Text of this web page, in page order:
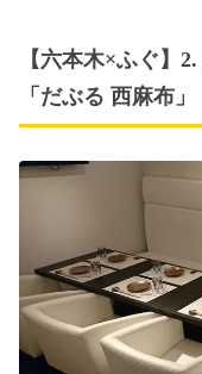
【六本木×ふぐ】
「だぶる 西麻布」